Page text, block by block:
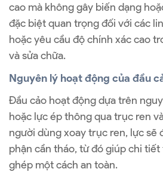
cao mà không gây biến dạng
đặc biệt quan trọng đối với các
hoặc yêu cầu độ chính xác cao
và sửa chữa.
Nguyên lý hoạt động của đầu
Đầu cảo hoạt động dựa trên
hoặc lực ép thông qua trục ren
người dùng xoay trục ren, lực sẽ
phận cần tháo, từ đó giúp chi
ghép một cách an toàn.